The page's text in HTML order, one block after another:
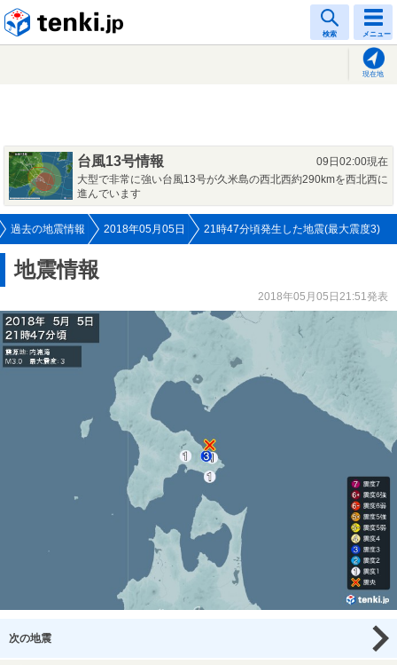
検索 メニュー
現在地
台風13号情報
09日02:00現在
大型で非常に強い台風13号が久米島の西北西約290kmを西北西に
進んでいます
過去の地震情報 2018年05月05日 21時47分頃発生した地震(最大震度3)
地震情報
2018年05月05日21:51発表
次の地震